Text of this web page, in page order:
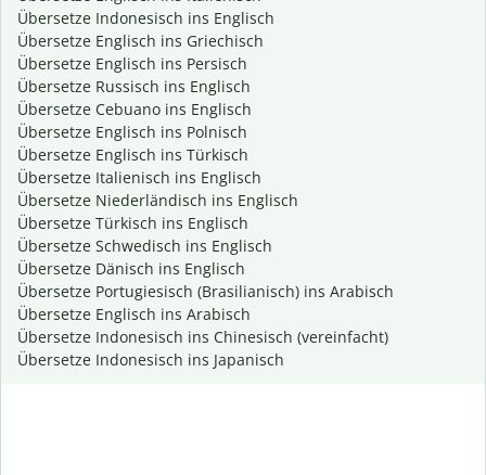
Übersetze Indonesisch ins Englisch
Übersetze Englisch ins Griechisch
Übersetze Englisch ins Persisch
Übersetze Russisch ins Englisch
Übersetze Cebuano ins Englisch
Übersetze Englisch ins Polnisch
Übersetze Englisch ins Türkisch
Übersetze Italienisch ins Englisch
Übersetze Niederländisch ins Englisch
Übersetze Türkisch ins Englisch
Übersetze Schwedisch ins Englisch
Übersetze Dänisch ins Englisch
Übersetze Portugiesisch (Brasilianisch) ins Arabisch
Übersetze Englisch ins Arabisch
Übersetze Indonesisch ins Chinesisch (vereinfacht)
Übersetze Indonesisch ins Japanisch